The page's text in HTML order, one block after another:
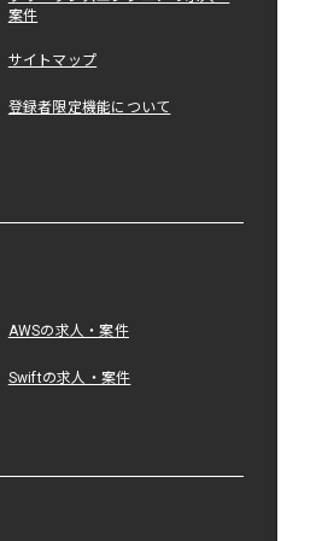
案件
サイトマップ
登録者限定機能について
AWSの求人・案件
Swiftの求人・案件